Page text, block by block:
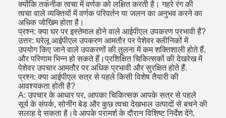
क्योंकि तकनीक त्वचा में वर्णक को लक्षित करती है। गहरे रंग की
त्वचा वाले व्यक्तियों में वर्णक परिवर्तन या जलन का अनुभव करने का
अधिक जोखिम होता है।
प्रश्न: क्या घर पर इस्तेमाल होने वाले आईपीएल उपकरण प्रभावी हैं?
उत्तर: घरेलू आईपीएल उपकरण आमतौर पर पेशेवर क्लीनिकों में
उपयोग किए जाने वाले उपकरणों की तुलना में कम शक्तिशाली होते हैं,
और परिणाम भिन्न हो सकते हैं।प्रशिक्षित चिकित्सकों की देखरेख में
पेशेवर उपचार आमतौर पर अधिक प्रभावी और सुरक्षित होते हैं.
प्रश्न: क्या आईपीएल सत्र से पहले किसी विशेष तैयारी की
आवश्यकता होती है?
A: उपचार के आधार पर, आपका चिकित्सक आपके सत्र से पहले
सूर्य के संपर्क, सोनींग बेड और कुछ त्वचा देखभाल उत्पादों से बचने की
सलाह दे सकता है।वे आपके परामर्श के दौरान विशिष्ट निर्देश देंगे.